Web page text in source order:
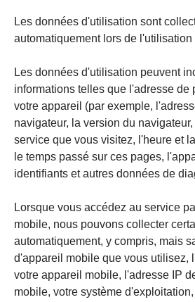
Les données d'utilisation sont
automatiquement lors de l'utilisation
Les données d'utilisation peuvent
informations telles que l'adresse de
votre appareil (par exemple,
navigateur, la version du
service que vous visitez, l'heure et
le temps passé sur ces pages,
identifiants et autres données de
Lorsque vous accédez au service
mobile, nous pouvons collecter
automatiquement, y compris, mais
d'appareil mobile que vous utilisez,
votre appareil mobile, l'adresse IP
mobile, votre système